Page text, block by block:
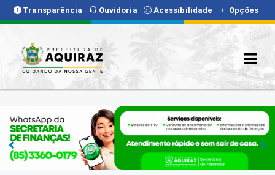
Transparência Ouvidoria Acessibilidade Opções